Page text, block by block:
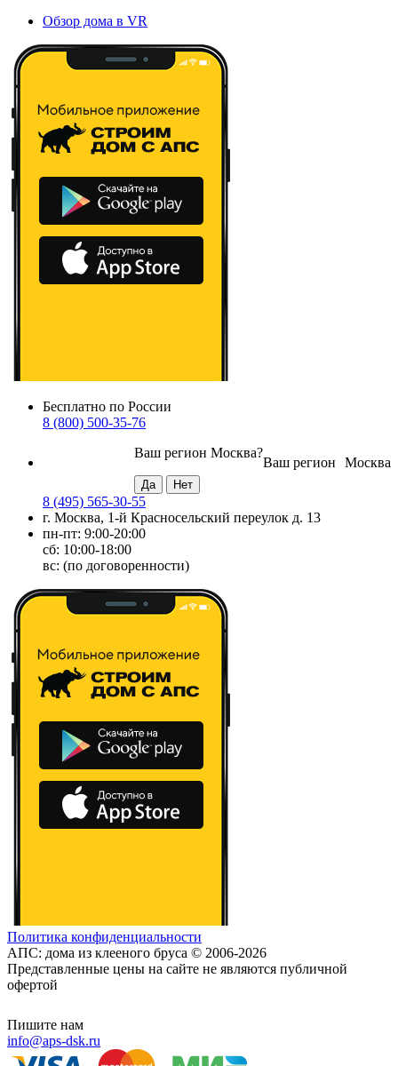
Обзор дома в VR
Бесплатно по России
8 (800) 500-35-76
Москва
Ваш регион
Ваш регион Москва?
8 (495) 565-30-55
г. Москва, 1-й Красносельский переулок д. 13
пн-пт: 9:00-20:00
сб: 10:00-18:00
вс: (по договоренности)
Политика конфиденциальности
АПС: дома из клееного бруса © 2006-2026
Представленные цены на сайте не являются публичной
офертой
Пишите нам
info@aps-dsk.ru